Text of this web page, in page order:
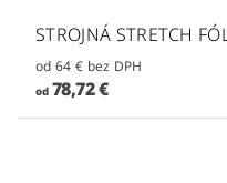
STROJNÁ STRETCH
od 64 € bez DPH
od78,72 €